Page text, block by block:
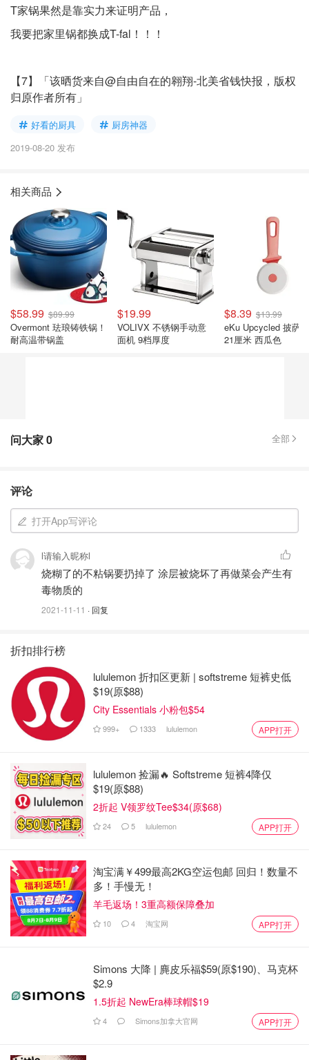
T家锅果然是靠实力来证明产品，
我要把家里锅都换成T-fal！！！
【7】「该晒货来自@自由自在的翱翔-北美省钱快报，版权
归原作者所有」
好看的厨具
厨房神器
2019-08-20 发布
相关商品
$58.99 $89.99
Overmont 珐琅铸铁锅！
耐高温带锅盖
$19.99
VOLIVX 不锈钢手动意
面机 9档厚度
$8.39 $13.99
eKu Upcycled 披萨
21厘米 西瓜色
问大家0 全部
评论
打开App写评论
l请输入昵称l
烧糊了的不粘锅要扔掉了 涂层被烧坏了再做菜会产生有
毒物质的
2021-11-11 · 回复
折扣排行榜
lululemon 折扣区更新 | softstreme 短裤史低
$19(原$88)
City Essentials 小粉包$54
999+ 1333 lululemon APP打开
lululemon 捡漏🔥 Softstreme 短裤4降仅
$19(原$88)
2折起 V领罗纹Tee$34(原$68)
24 5 lululemon APP打开
淘宝满￥499最高2KG空运包邮 回归！数量不
多！手慢无！
羊毛返场！3重高额保障叠加
10 4 淘宝网 APP打开
Simons 大降 | 麂皮乐福$59(原$190)、马克杯
$2.9
1.5折起 NewEra棒球帽$19
4 Simons加拿大官网 APP打开